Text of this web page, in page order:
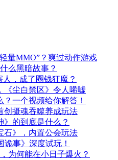
量MMO”？爽过动作游戏
么黑暗故事？
，成了圈钱狂魔？
《尘白禁区》令人唏嘘
一个视频给你解答！
创摄魂吞噬养成玩法
》的到底是什么？
石》，内置公会玩法
事》深度试玩！
为何能在小日子爆火？